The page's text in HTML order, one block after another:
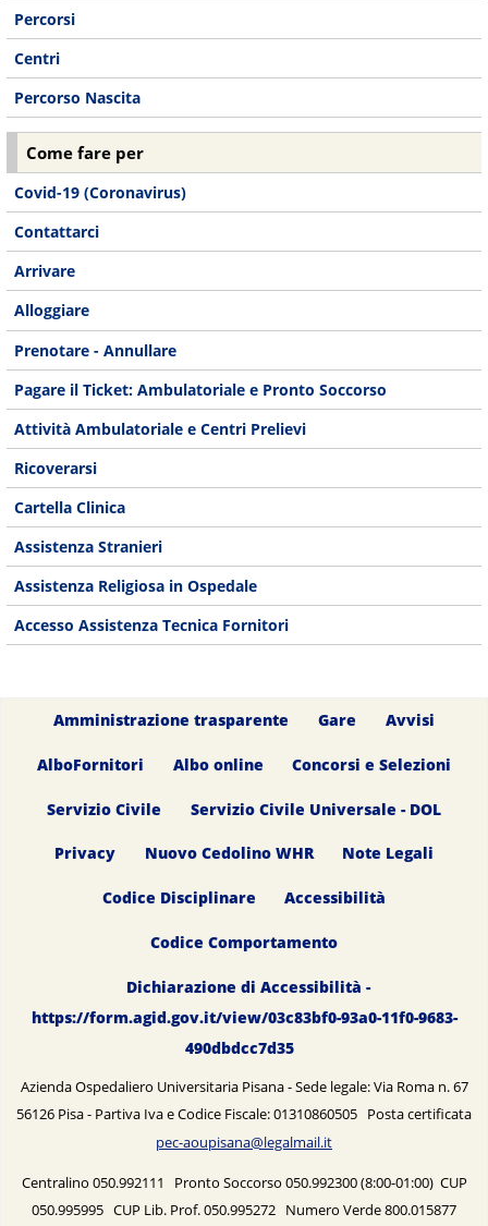
Percorsi
Centri
Percorso Nascita
Come fare per
Covid-19 (Coronavirus)
Contattarci
Arrivare
Alloggiare
Prenotare - Annullare
Pagare il Ticket: Ambulatoriale e Pronto Soccorso
Attività Ambulatoriale e Centri Prelievi
Ricoverarsi
Cartella Clinica
Assistenza Stranieri
Assistenza Religiosa in Ospedale
Accesso Assistenza Tecnica Fornitori
Amministrazione trasparente Gare Avvisi
AlboFornitori Albo online Concorsi e Selezioni
Servizio Civile Servizio Civile Universale - DOL
Privacy Nuovo Cedolino WHR Note Legali
Codice Disciplinare Accessibilità
Codice Comportamento
Dichiarazione di Accessibilità -
https://form.agid.gov.it/view/03c83bf0-93a0-11f0-9683-
490dbdcc7d35
Azienda Ospedaliero Universitaria Pisana - Sede legale: Via Roma n. 67
56126 Pisa - Partiva Iva e Codice Fiscale: 01310860505 Posta certificata
pec-aoupisana@legalmail.it
Centralino 050.992111 Pronto Soccorso 050.992300 (8:00-01:00) CUP
050.995995 CUP Lib. Prof. 050.995272 Numero Verde 800.015877